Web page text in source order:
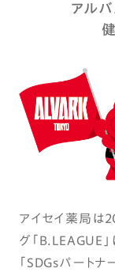
アル
アイセイ薬局は
グ「B.LEAGUE」
「SDGsパートナ